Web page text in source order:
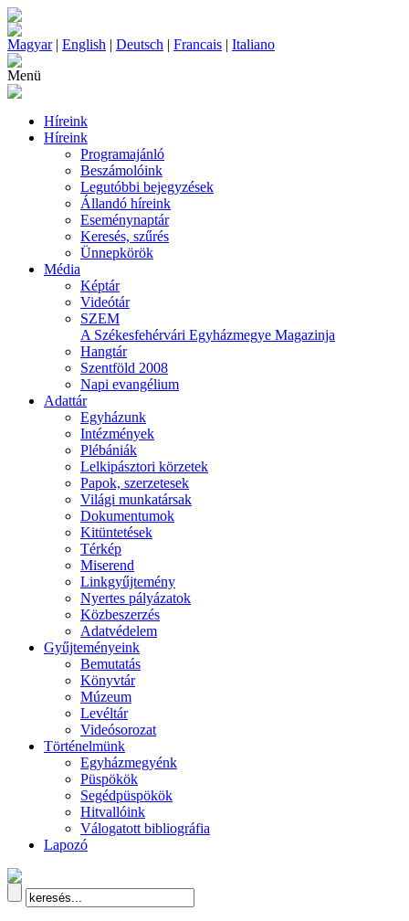
Magyar| English | Deutsch | Francais | Italiano
Menü
Híreink
Híreink
Programajánló
Beszámolóink
Legutóbbi bejegyzések
Állandó híreink
Eseménynaptár
Keresés, szűrés
Ünnepkörök
Média
Képtár
Videótár
SZEM
A Székesfehérvári Egyházmegye Magazinja
Hangtár
Szentföld 2008
Napi evangélium
Adattár
Egyházunk
Intézmények
Plébániák
Lelkipásztori körzetek
Papok, szerzetesek
Világi munkatársak
Dokumentumok
Kitüntetések
Térkép
Miserend
Linkgyűjtemény
Nyertes pályázatok
Közbeszerzés
Adatvédelem
Gyűjteményeink
Bemutatás
Könyvtár
Múzeum
Levéltár
Videósorozat
Történelmünk
Egyházmegyénk
Püspökök
Segédpüspökök
Hitvallóink
Válogatott bibliográfia
Lapozó